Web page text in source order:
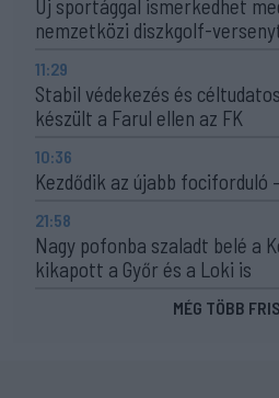
Új sportággal ismerkedhet
nemzetközi diszkgolf-
11:29
Stabil védekezés és
készült a Farul ellen az FK
10:36
Kezdődik az újabb fociforduló
21:58
Nagy pofonba szaladt belé a
kikapott a Győr és a Loki is
MÉG TÖBB